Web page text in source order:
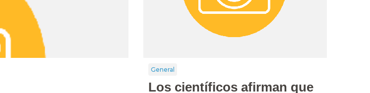
General
Los científicos afirman que